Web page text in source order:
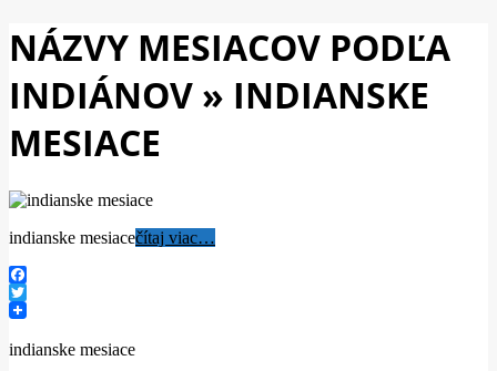
NÁZVY MESIACOV PODĽA
INDIÁNOV » INDIANSKE
MESIACE
indianske mesiacečítaj viac…
Facebook
Twitter
indianske mesiace